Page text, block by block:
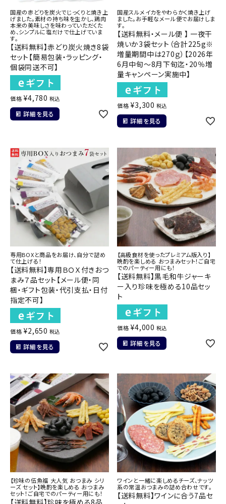
国産の赤どりを炭火でじっくりと焼き上
げました。素材の持ち味を生かし、鶏肉
本来の美味しさを味わっていただくた
め、シンプルに塩だけで仕上げていま
す。
【送料無料】赤どり炭火焼き8袋
セット【簡易包装・ラッピング・
個袋同送不可】
価格 ¥4,780 税込
詳細を見る
国産スルメイカをやわらかく焼き上げ
ました。お手軽なメール便でお届けしま
す。
【送料無料・メール便 】 一夜干
焼いか3袋セット（合計225g※
増量期間中は270ｇ）【2026年
6月中旬～8月下旬迄・20％増
量キャンペーン実施中】
価格 ¥3,300 税込
詳細を見る
専用BOXと商品をお届け、自分で詰め
て仕上げる！
【送料無料】専用ＢＯＸ付きおつ
まみ７品セット【メール便・同
梱・ギフト包装・代引支払・日付
指定不可】
価格 ¥2,650 税込
詳細を見る
【高級食材を使ったプレミアム版入り】
晩酌を楽しめる おつまみセット！ご自宅
でのパーティー用にも！
【送料無料】黒毛和牛ジャーキ
ー入り珍味を極める10品セッ
ト
価格 ¥4,000 税込
詳細を見る
【珍味の伍魚福 大人気 おつまみ シリ
ーズ セット】晩酌を楽しめる おつまみ
セット！ご自宅でのパーティー用にも！
ワインと一緒に楽しめるチーズ、ナッツ
系の常温おつまみの詰め合わせです。
【送料無料】ワインに合う7品セ